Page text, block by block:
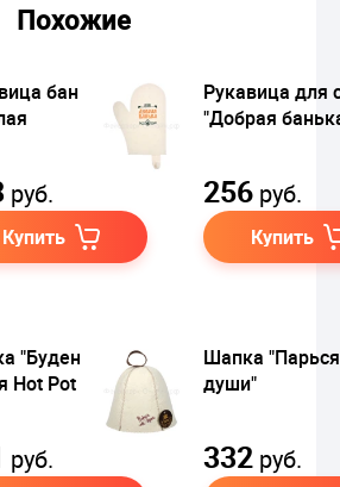
Похожие
банная,
руб.
Купить
Рукавица для
"Добрая
256 руб.
Купить
"Буденовка",
Hot Pot
руб.
Шапка
души"
332 руб.